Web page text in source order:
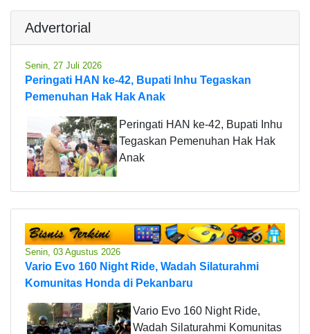
Advertorial
Senin, 27 Juli 2026
Peringati HAN ke-42, Bupati Inhu Tegaskan
Pemenuhan Hak Hak Anak
Peringati HAN ke-42, Bupati Inhu
Tegaskan Pemenuhan Hak Hak
Anak
Senin, 03 Agustus 2026
Vario Evo 160 Night Ride, Wadah Silaturahmi
Komunitas Honda di Pekanbaru
Vario Evo 160 Night Ride,
Wadah Silaturahmi Komunitas